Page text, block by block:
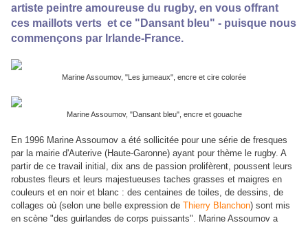
artiste peintre amoureuse du rugby, en vous offrant
ces maillots verts et ce "Dansant bleu" - puisque nous
commençons par Irlande-France.
Marine Assoumov, "Les jumeaux", encre et cire colorée
Marine Assoumov, "Dansant bleu", encre et gouache
En 1996 Marine Assoumov a été sollicitée pour une série de fresques
par la mairie d'Auterive (Haute-Garonne) ayant pour thème le rugby. A
partir de ce travail initial, dix ans de passion prolifèrent, poussent leurs
robustes fleurs et leurs majestueuses taches grasses et maigres en
couleurs et en noir et blanc : des centaines de toiles, de dessins, de
collages où (selon une belle expression de Thierry Blanchon) sont mis
en scène "des guirlandes de corps puissants". Marine Assoumov a